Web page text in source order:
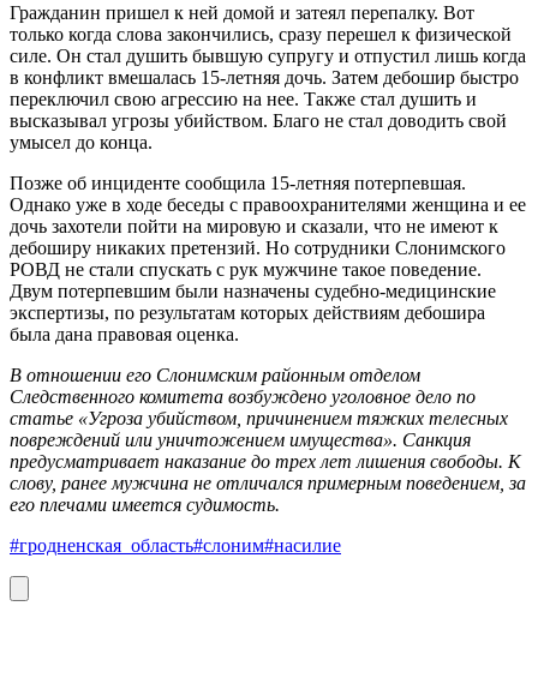
Гражданин пришел к ней домой и затеял перепалку. Вот
только когда слова закончились, сразу перешел к физической
силе. Он стал душить бывшую супругу и отпустил лишь когда
в конфликт вмешалась 15-летняя дочь. Затем дебошир быстро
переключил свою агрессию на нее. Также стал душить и
высказывал угрозы убийством. Благо не стал доводить свой
умысел до конца.
Позже об инциденте сообщила 15-летняя потерпевшая.
Однако уже в ходе беседы с правоохранителями женщина и ее
дочь захотели пойти на мировую и сказали, что не имеют к
дебоширу никаких претензий. Но сотрудники Слонимского
РОВД не стали спускать с рук мужчине такое поведение.
Двум потерпевшим были назначены судебно-медицинские
экспертизы, по результатам которых действиям дебошира
была дана правовая оценка.
В отношении его Слонимским районным отделом
Следственного комитета возбуждено уголовное дело по
статье «Угроза убийством, причинением тяжких телесных
повреждений или уничтожением имущества». Санкция
предусматривает наказание до трех лет лишения свободы. К
слову, ранее мужчина не отличался примерным поведением, за
его плечами имеется судимость.
#гродненская_область#слоним#насилие